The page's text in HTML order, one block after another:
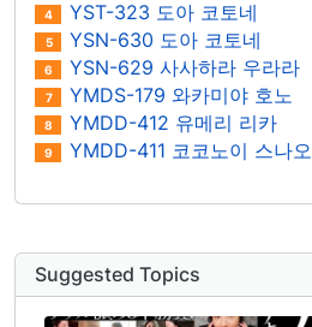
4 YST-323 도아 코토네
5 YSN-630 도아 코토네
6 YSN-629 사사하라 우라라
7 YMDS-179 와카미야 호노
8 YMDD-412 유메리 리카
9 YMDD-411 코코노이 스나오
Suggested Topics